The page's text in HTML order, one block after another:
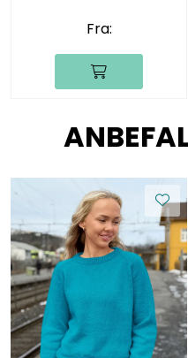
Fra: